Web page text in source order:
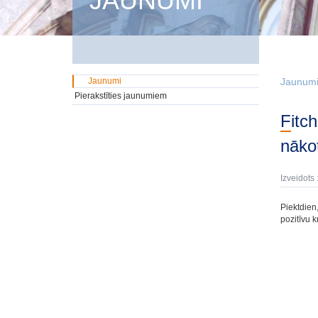
Jaunumi
Fitch Ratings apstiprina Latvijas kredītreitingu esošajā A- līmenī ar pozitīvu
pozitīvu
Jaunumi
Pierakstīties jaunumiem